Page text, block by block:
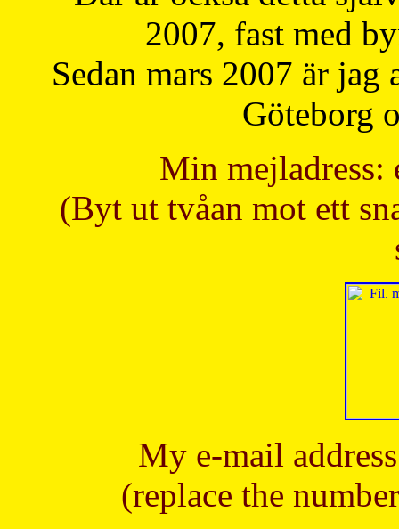
2007, fast med
Sedan mars 2007 är
Göteborg
Min mejladress:
(Byt ut tvåan mot ett
My e-mail
(replace the